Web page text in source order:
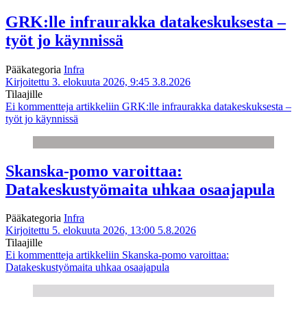
GRK:lle infraurakka datakeskuksesta –
työt jo käynnissä
Pääkategoria Infra
Kirjoitettu 3. elokuuta 2026, 9:45 3.8.2026
Tilaajille
Ei kommentteja artikkeliin GRK:lle infraurakka datakeskuksesta –
työt jo käynnissä
Skanska-pomo varoittaa:
Datakeskustyömaita uhkaa osaajapula
Pääkategoria Infra
Kirjoitettu 5. elokuuta 2026, 13:00 5.8.2026
Tilaajille
Ei kommentteja artikkeliin Skanska-pomo varoittaa:
Datakeskustyömaita uhkaa osaajapula